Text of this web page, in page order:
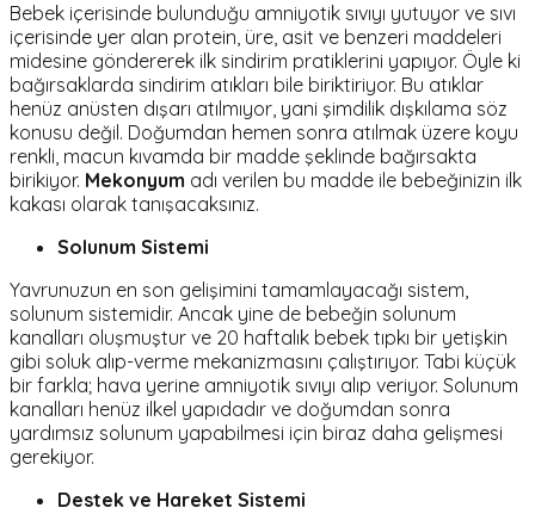
Bebek içerisinde bulunduğu amniyotik sıvıyı yutuyor ve sıvı
içerisinde yer alan protein, üre, asit ve benzeri maddeleri
midesine göndererek ilk sindirim pratiklerini yapıyor. Öyle ki
bağırsaklarda sindirim atıkları bile biriktiriyor. Bu atıklar
henüz anüsten dışarı atılmıyor, yani şimdilik dışkılama söz
konusu değil. Doğumdan hemen sonra atılmak üzere koyu
renkli, macun kıvamda bir madde şeklinde bağırsakta
birikiyor. Mekonyum adı verilen bu madde ile bebeğinizin ilk
kakası olarak tanışacaksınız.
Solunum Sistemi
Yavrunuzun en son gelişimini tamamlayacağı sistem,
solunum sistemidir. Ancak yine de bebeğin solunum
kanalları oluşmuştur ve 20 haftalık bebek tıpkı bir yetişkin
gibi soluk alıp-verme mekanizmasını çalıştırıyor. Tabi küçük
bir farkla; hava yerine amniyotik sıvıyı alıp veriyor. Solunum
kanalları henüz ilkel yapıdadır ve doğumdan sonra
yardımsız solunum yapabilmesi için biraz daha gelişmesi
gerekiyor.
Destek ve Hareket Sistemi